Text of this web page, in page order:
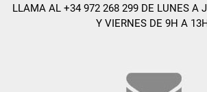
LLAMA AL +34 972 268 299 DE LUNES A
Y VIERNES DE 9H A